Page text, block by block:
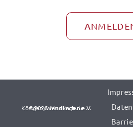
©2026 Musikschule Köngen/Wendlingen e.V.​​